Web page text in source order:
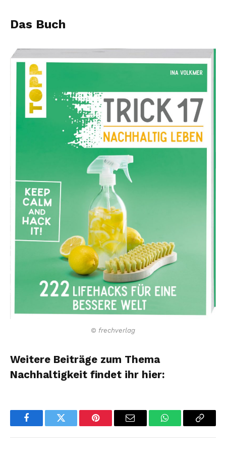
Das Buch
© frechverlag
Weitere Beiträge zum Thema
Nachhaltigkeit findet ihr hier:
FacebookTwitter Pinterest Email WhatsAppCopy